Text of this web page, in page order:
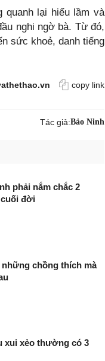
quanh lại hiểu lầm và
nghi ngờ bà. Từ đó,
sức khoẻ, danh tiếng
copy link
Tác giả:Bảo Ninh
phải nắm chắc 2
cuối đời
chồng thích mà
xui xẻo thường có 3